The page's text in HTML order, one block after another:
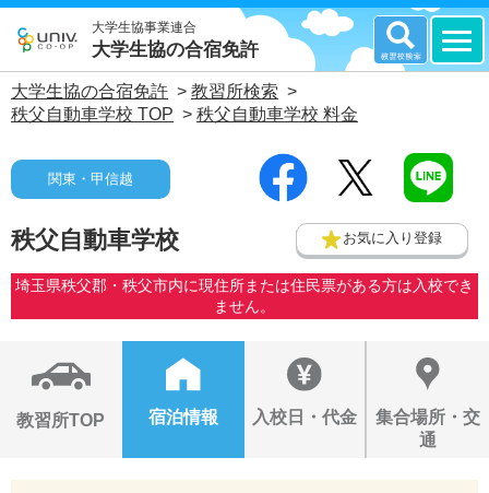
大学生協事業連合
大学生協の合宿免許
大学生協の合宿免許 > 教習所検索 >
秩父自動車学校 TOP > 秩父自動車学校 料金
関東・甲信越
秩父自動車学校 お気に入り登録
埼玉県秩父郡・秩父市内に現住所または住民票がある方は入校でき
ません。
教習所TOP 宿泊情報 入校日・代金
集合場所・交
通